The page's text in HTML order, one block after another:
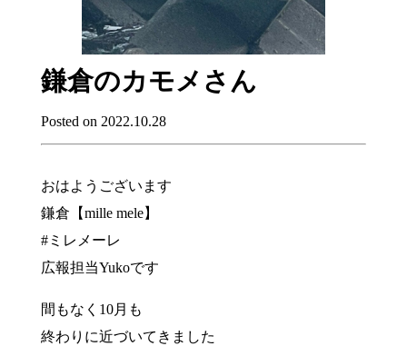
鎌倉のカモメさん
Posted on 2022.10.28
おはようございます
鎌倉【mille mele】
#ミレメーレ
広報担当Yukoです
間もなく10月も
終わりに近づいてきました